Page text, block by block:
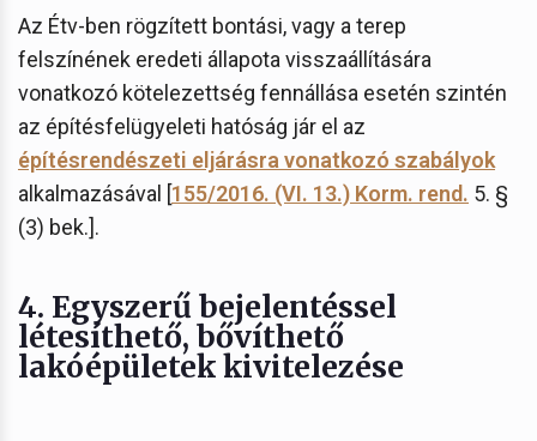
Az Étv-ben rögzített bontási, vagy a terep
felszínének eredeti állapota visszaállítására
vonatkozó kötelezettség fennállása esetén szintén
az építésfelügyeleti hatóság jár el az
építésrendészeti eljárásra vonatkozó szabályok
alkalmazásával [155/2016. (VI. 13.) Korm. rend. 5. §
(3) bek.].
4. Egyszerű bejelentéssel
létesíthető, bővíthető
lakóépületek kivitelezése